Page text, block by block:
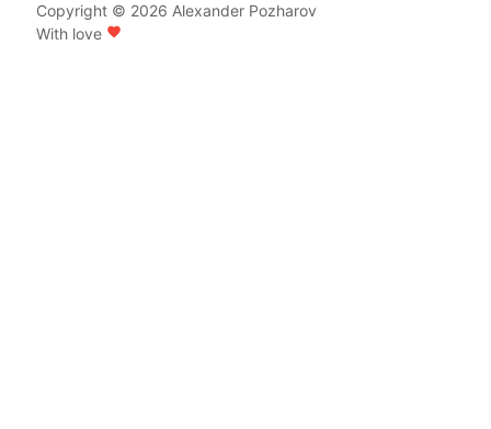
Copyright © 2026 Alexander Pozharov
With love favorite